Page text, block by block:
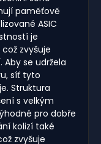
paměťově
ASIC
je
zvyšuje
se udržela
síť tyto
Struktura
s velkým
pro dobře
kolizí také
zvyšuje